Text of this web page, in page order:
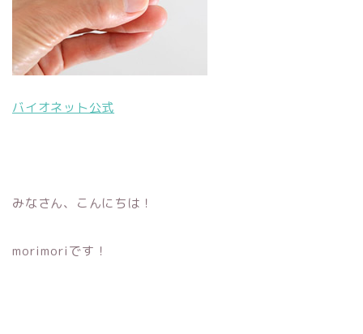
バイオネット公式
みなさん、こんにちは！
morimoriです！